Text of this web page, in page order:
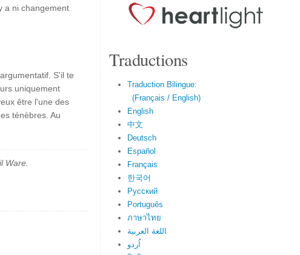
a ni changement
S'il te
uniquement
être l'une des
ténèbres. Au
Ware.
Traductions
Traduction Bilingue:
(Français / English)
English
中文
Deutsch
Español
Français
한국어
Русский
Português
ภาษาไทย
اللغة العربية
اُردو